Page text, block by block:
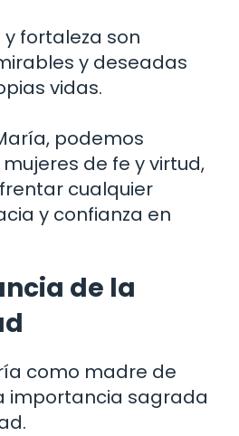
y fortaleza son
y deseadas
vidas.
podemos
de fe y virtud,
cualquier
y confianza en
de la
como madre de
importancia sagrada